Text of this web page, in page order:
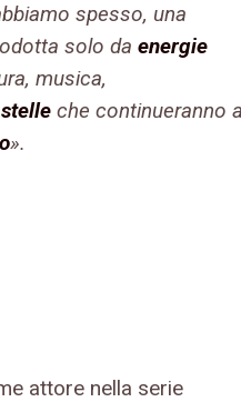
spesso, una
solo da energie
musica,
stelle che continueranno
».
attore nella serie